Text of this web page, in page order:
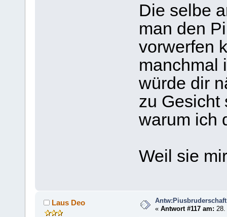
Die selbe
man den
vorwerfen
manchmal
würde dir
zu Gesicht
warum ich
Weil sie
Laus Deo
«Antwort #117 am: 28.